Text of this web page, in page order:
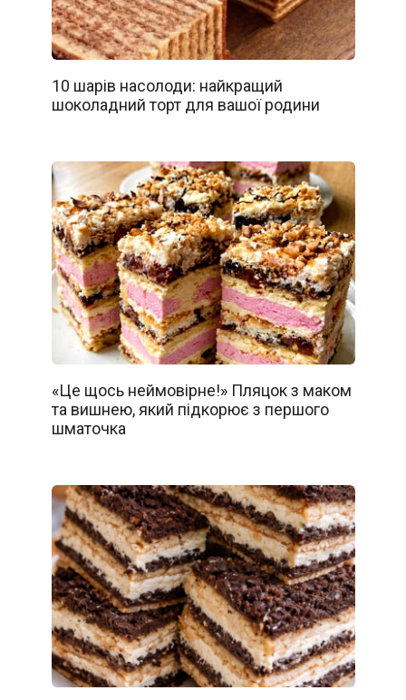
10 шарів насолоди: найкращий
шоколадний торт для вашої родини
«Це щось неймовірне!» Пляцок з маком
та вишнею, який підкорює з першого
шматочка